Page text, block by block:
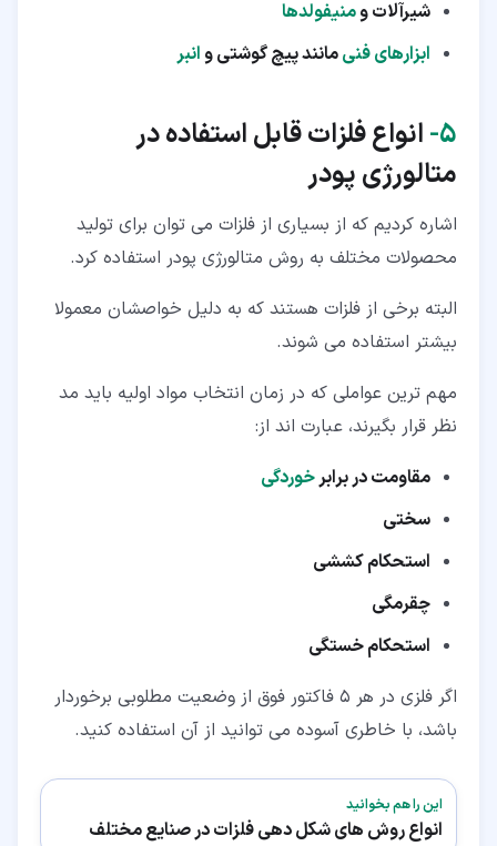
شیرآلات ومنیفولدها
ابزارهای فنیمانند پیچ گوشتی وانبر
۵‏- انواع فلزات قابل استفاده در
متالورژی پودر
اشاره کردیم که از بسیاری از فلزات می توان برای تولید
محصولات مختلف به روش متالورژی پودر استفاده کرد.
البته برخی از فلزات هستند که به دلیل خواصشان معمولا
بیشتر استفاده می شوند.
مهم ترین عواملی که در زمان انتخاب مواد اولیه باید مد
نظر قرار بگیرند، عبارت اند از:
مقاومت در برابرخوردگی
سختی
استحکام کششی
چقرمگی
استحکام خستگی
اگر فلزی در هر 5 فاکتور فوق از وضعیت مطلوبی برخوردار
باشد، با خاطری آسوده می توانید از آن استفاده کنید.
این را هم بخوانید
انواع روش های شکل دهی فلزات در صنایع مختلف